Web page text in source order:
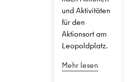
und Aktivitäten
für den
Aktionsort am
Leopoldplatz.
Mehr lesen